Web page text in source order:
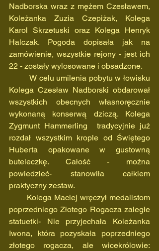
Nadborska wraz z mężem Czesławem,
Koleżanka Zuzia Czepiżak, Kolega
Karol Skrzetuski oraz Kolega Henryk
Halczak. Pogoda dopisała jak na
zamówienie, wszystkie rejony - jest ich
22 - zostały wylosowane i obsadzone.
         W celu umilenia pobytu w łowisku
Kolega Czesław Nadborski obdarował
wszystkich obecnych własnoręcznie
wykonaną konserwą dziczą. Kolega
Zygmunt Hammerling  tradycyjnie już
rozdał wszystkim krople od Świętego
Huberta opakowane w gustowną
buteleczkę. Całość - można
powiedzieć- stanowiła całkiem
praktyczny zestaw.
poprzedniego Złotego Rogacza zaległe
statuetki- Nie przyjechała Koleżanka
Iwona, która pozyskała poprzedniego
złotego rogacza, ale wicekrólowie: